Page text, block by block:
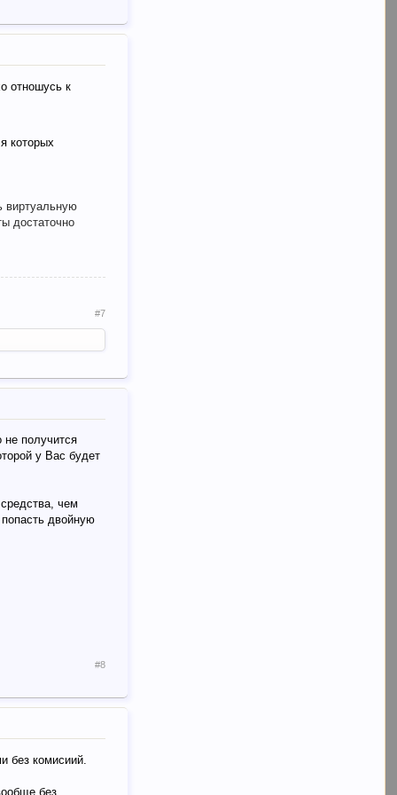
отношусь к
которых
виртуальную
достаточно
#7
не получится
у Вас будет
чем
двойную
#8
без комисиий.
без